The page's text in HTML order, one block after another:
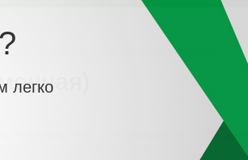
- Лампа сигнальная/индикаторная (сменная)
По цене
легко